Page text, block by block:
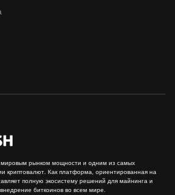
мировым рынком мощности и одним из самых
криптовалют. Как платформа, ориентированная на
полную экосистему решений для майнинга и
биткоинов во всем мире.